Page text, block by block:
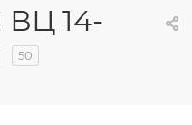
ВЦ 14-
50